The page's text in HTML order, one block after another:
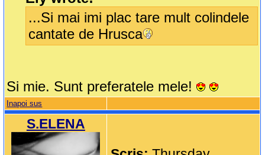
...Si mai imi plac tare mult colindele
cantate de Hrusca
Si mie. Sunt preferatele mele!
Inapoi sus
S.ELENA